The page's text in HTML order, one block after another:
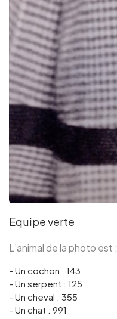
Equipe verte
L’animal de la photo est :
- Un cochon : 143
- Un serpent : 125
- Un cheval : 355
- Un chat : 991